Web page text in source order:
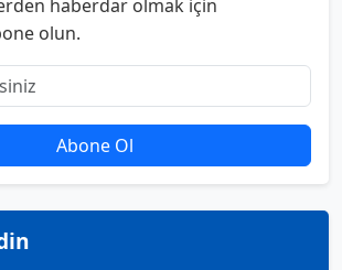
haberdar olmak için
olun.
Abone Ol